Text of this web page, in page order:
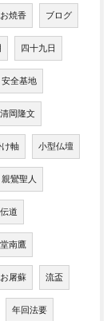
お焼香 ブログ
四十九日
安全基地
清岡隆文
け軸 小型仏壇
親鸞聖人
道
南鷹
お屠蘇 流盃
年回法要